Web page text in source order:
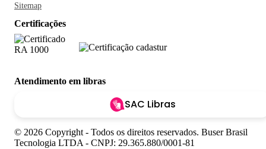
Sitemap
Certificações
Atendimento em libras
SAC Libras
© 2026 Copyright - Todos os direitos reservados. Buser Brasil
Tecnologia LTDA - CNPJ: 29.365.880/0001-81